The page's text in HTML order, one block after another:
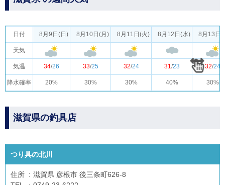
日付
天気
気温
降水確率
8月9日(日) 8月10日(月) 8月11日(火) 8月12日(水) 8月13日(
34/26 33/25 32/24 31/23 32/24
20% 30% 30% 40% 30%
滋賀県の釣具店
つり具の北川
住所
滋賀県 彦根市 後三条町626-8